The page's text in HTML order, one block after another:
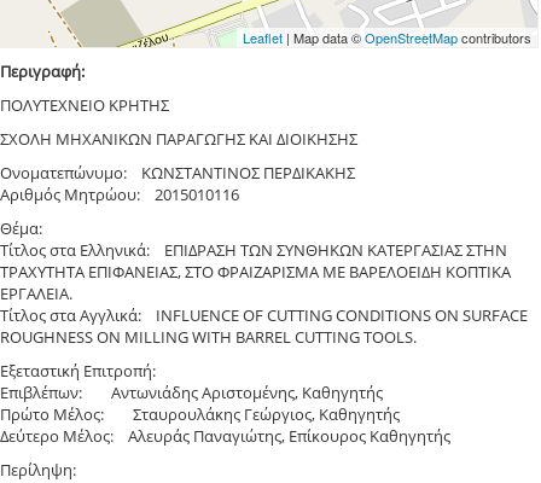
Leaflet| Map data ©OpenStreetMapcontributors
Περιγραφή:
ΠΟΛΥΤΕΧΝΕΙΟ ΚΡΗΤΗΣ
ΣΧΟΛΗ ΜΗΧΑΝΙΚΩΝ ΠΑΡΑΓΩΓΗΣ ΚΑΙ ΔΙΟΙΚΗΣΗΣ
Ονοματεπώνυμο: ΚΩΝΣΤΑΝΤΙΝΟΣ ΠΕΡΔΙΚΑΚΗΣ
Αριθμός Μητρώου: 2015010116
Θέμα:
Τίτλος στα Ελληνικά: ΕΠΙΔΡΑΣΗ ΤΩΝ ΣΥΝΘΗΚΩΝ ΚΑΤΕΡΓΑΣΙΑΣ ΣΤΗΝ
ΤΡΑΧΥΤΗΤΑ ΕΠΙΦΑΝΕΙΑΣ, ΣΤΟ ΦΡΑΙΖΑΡΙΣΜΑ ΜΕ ΒΑΡΕΛΟΕΙΔΗ ΚΟΠΤΙΚΑ
ΕΡΓΑΛΕΙΑ.
Τίτλος στα Αγγλικά: INFLUENCE OF CUTTING CONDITIONS ON SURFACE
ROUGHNESS ON MILLING WITH BARREL CUTTING TOOLS.
Εξεταστική Επιτροπή:
Επιβλέπων: Αντωνιάδης Αριστομένης, Καθηγητής
Πρώτο Μέλος: Σταυρουλάκης Γεώργιος, Καθηγητής
Δεύτερο Μέλος: Αλευράς Παναγιώτης, Επίκουρος Καθηγητής
Περίληψη: